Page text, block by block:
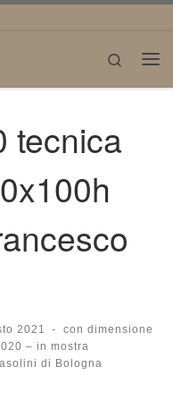
Search
tecnica
2021 -
con dimensione
– in mostra
di Bologna